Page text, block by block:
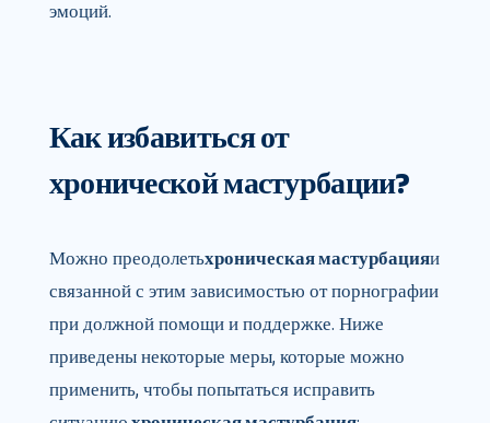
эмоций.
Как избавиться от
хронической мастурбации?
Можно преодолетьхроническая мастурбацияи
связанной с этим зависимостью от порнографии
при должной помощи и поддержке. Ниже
приведены некоторые меры, которые можно
применить, чтобы попытаться исправить